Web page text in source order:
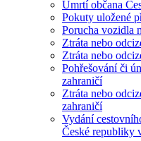
Úmrtí občana
Pokuty uložené
Porucha vozidla
Ztráta nebo
Ztráta nebo
Pohřešování či
zahraničí
Ztráta nebo
zahraničí
Vydání
České republiky